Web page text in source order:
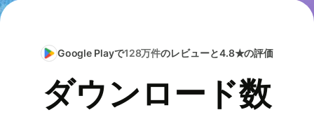
Google Playで128万件のレビューと4.8★の評価
ダウンロード数